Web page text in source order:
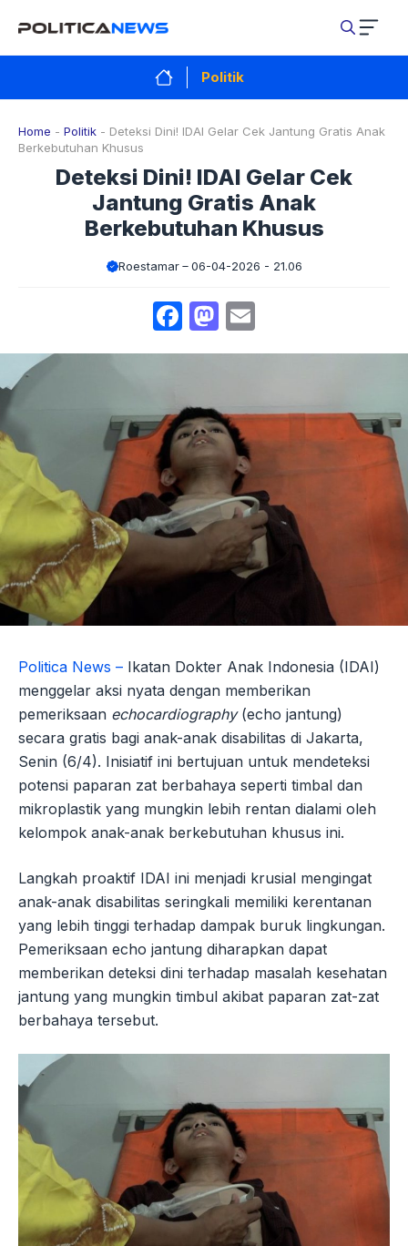
isi
Politik
Home - Politik - Deteksi Dini! IDAI Gelar Cek Jantung Gratis Anak
Berkebutuhan Khusus
Deteksi Dini! IDAI Gelar Cek
Jantung Gratis Anak
Berkebutuhan Khusus
Roestamar 06-04-2026 - 21.06
Facebook
Mastodon
Politica News – Ikatan Dokter Anak Indonesia (IDAI)
menggelar aksi nyata dengan memberikan
pemeriksaan echocardiography(echo jantung)
secara gratis bagi anak-anak disabilitas di Jakarta,
Senin (6/4). Inisiatif ini bertujuan untuk mendeteksi
potensi paparan zat berbahaya seperti timbal dan
mikroplastik yang mungkin lebih rentan dialami oleh
kelompok anak-anak berkebutuhan khusus ini.
Langkah proaktif IDAI ini menjadi krusial mengingat
anak-anak disabilitas seringkali memiliki kerentanan
yang lebih tinggi terhadap dampak buruk lingkungan.
Pemeriksaan echo jantung diharapkan dapat
memberikan deteksi dini terhadap masalah kesehatan
jantung yang mungkin timbul akibat paparan zat-zat
berbahaya tersebut.